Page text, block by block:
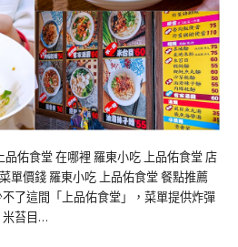
品佑食堂 在哪裡 羅東小吃 上品佑食堂 店
單價錢 羅東小吃 上品佑食堂 餐點推薦
了這間「上品佑食堂」，菜單提供炸彈
米苔目…